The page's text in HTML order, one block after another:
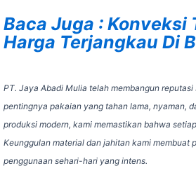
Baca Juga : Konveksi
Harga Terjangkau Di
PT. Jaya Abadi Mulia telah membangun reputasi
pentingnya pakaian yang tahan lama, nyaman,
produksi modern, kami memastikan bahwa
Keunggulan material dan jahitan kami
penggunaan sehari-hari yang intens.